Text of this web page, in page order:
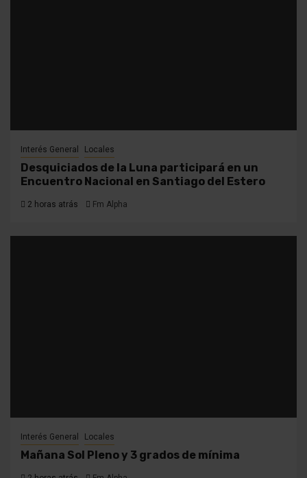
Interés General Locales
Desquiciados de la Luna participará en un
Encuentro Nacional en Santiago del Estero
2 horas atrás Fm Alpha
Interés General Locales
Mañana Sol Pleno y 3 grados de mínima